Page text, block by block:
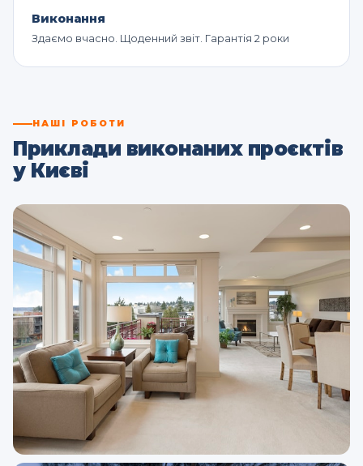
Виконання
Здаємо вчасно. Щоденний звіт. Гарантія 2 роки
НАШІ РОБОТИ
Приклади виконаних проєктів
у Києві